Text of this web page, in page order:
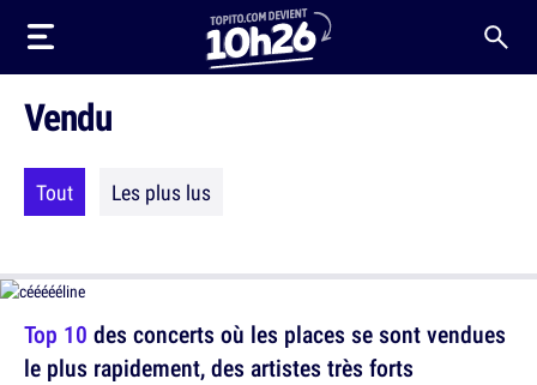
Vendu
Tout Les plus lus
Top 10 des concerts où les places se sont vendues
le plus rapidement, des artistes très forts